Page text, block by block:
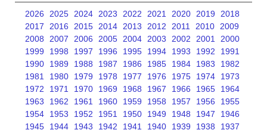
2026 2025 2024 2023 2022 2021 2020 2019
2018
2017
2016 2015 2014 2013 2012 2011 2010
2009
2008
2007 2006 2005 2004 2003 2002 2001
2000
1999
1998 1997 1996 1995 1994 1993 1992
1991
1990
1989 1988 1987 1986 1985 1984 1983
1982
1981
1980 1979 1978 1977 1976 1975 1974
1973
1972
1971 1970 1969 1968 1967 1966 1965
1964
1963
1962 1961 1960 1959 1958 1957 1956
1955
1954
1953 1952 1951 1950 1949 1948 1947
1946
1945
1944 1943 1942 1941 1940 1939 1938
1937